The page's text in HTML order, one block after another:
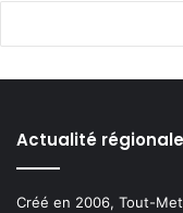
Actualité
Créé en 2006, Tout-